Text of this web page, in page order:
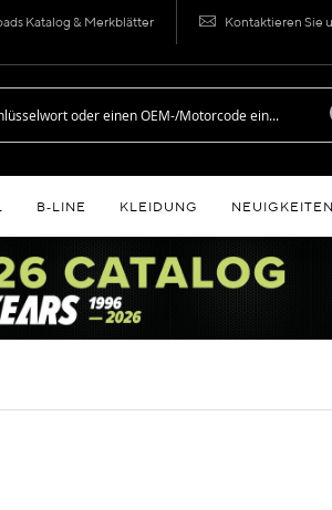
Katalog & Merkblätter Kontaktieren Sie
B‑LINE KLEIDUNG NEUIGKEITEN